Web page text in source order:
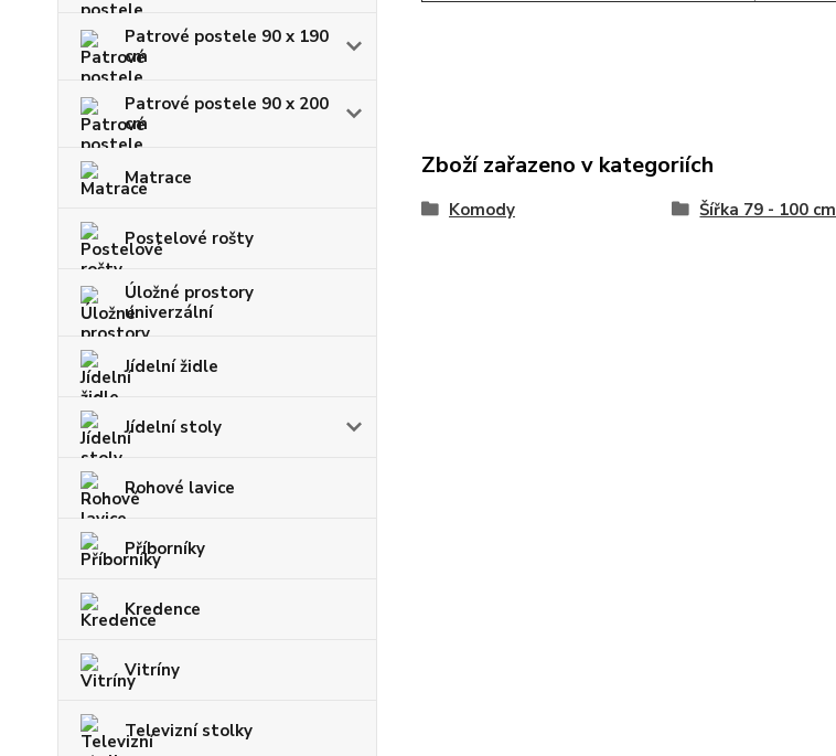
Patrové postele 90 x 190
cm
Patrové postele 90 x 200
cm
Matrace
Postelové rošty
Úložné prostory
univerzální
Jídelní židle
Jídelní stoly
Rohové lavice
Příborníky
Kredence
Vitríny
Televizní stolky
Zboží zařazeno v kategoriích
Komody Šířka 79 - 100 cm